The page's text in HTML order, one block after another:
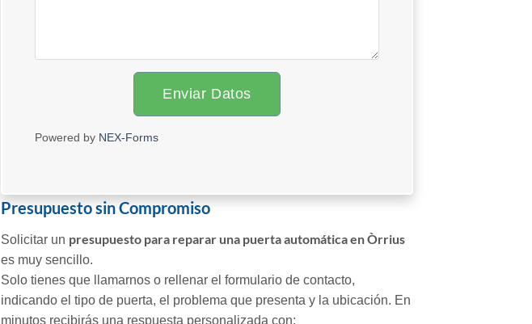
Enviar Datos
Powered by NEX-Forms
Presupuesto sin Compromiso
Solicitar un presupuesto para reparar una puerta automática en Òrrius
es muy sencillo.
Solo tienes que llamarnos o rellenar el formulario de contacto,
indicando el tipo de puerta, el problema que presenta y la ubicación. En
minutos recibirás una respuesta personalizada con: